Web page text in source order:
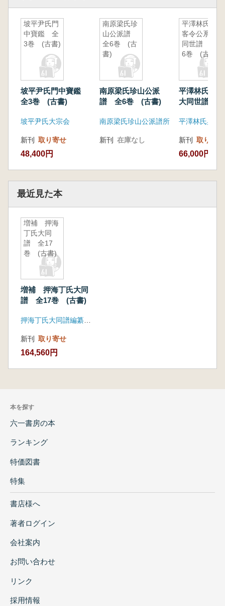
坡平尹氏門
中寶鑑 全
3巻 (古書)
坡平尹氏門中寶鑑
全3巻 (古書)
坡平尹氏大宗会
新刊 取り寄せ
48,400円
南原梁氏珍
山公派譜
全6巻 (古
書)
南原梁氏珍山公派
譜 全6巻 (古書)
南原梁氏珍山公派譜所
新刊 在庫なし
平澤林氏典
客令公系大
同世譜 全
6巻 (古書)
平澤林氏典
大同世譜
新刊 取り寄せ
66,000円
最近見た本
増補 押海
丁氏大同
譜 全17
巻 (古書)
増補 押海丁氏大同
譜 全17巻 (古書)
押海丁氏大同譜編纂委員会
新刊 取り寄せ
164,560円
本を探す
六一書房の本
ランキング
特価図書
特集
書店様へ
著者ログイン
会社案内
お問い合わせ
リンク
採用情報